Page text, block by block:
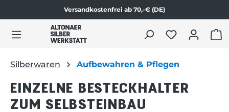
Zum Produktinhalt springen
Versandkostenfrei ab 70,-€ (DE)
Silberwaren Aufbewahren & Pflegen
EINZELNE BESTECKHALTER
ZUM SELBSTEINBAU